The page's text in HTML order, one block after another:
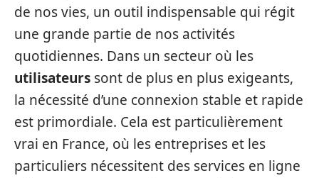
de nos vies, un outil indispensable qui régit
une grande partie de nos activités
quotidiennes. Dans un secteur où les
utilisateurs sont de plus en plus exigeants,
la nécessité d’une connexion stable et rapide
est primordiale. Cela est particulièrement
vrai en France, où les entreprises et les
particuliers nécessitent des services en ligne